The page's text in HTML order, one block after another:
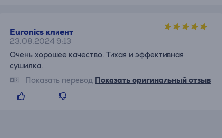
Euronics клиент
23.08.2024 9:13
Очень хорошее качество. Тихая и эффективная
сушилка.
Показать перевод Показать оригинальный отзыв